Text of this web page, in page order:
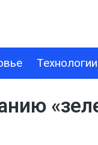
Технологии